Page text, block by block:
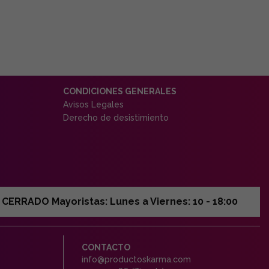
CONDICIONES GENERALES
Avisos Legales
Derecho de desistimiento
Mayoristas: Lunes a Viernes: 10 - 18:00
CONTACTO
info@productoskarma.com